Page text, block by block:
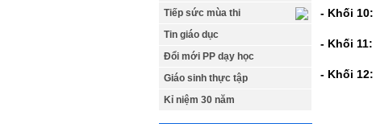
Tiếp sức mùa thi
Tin giáo dục
Đổi mới PP dạy học
Giáo sinh thực tập
Kỉ niệm 30 năm
- Khối 10:
- Khối 11:
- Khối 12: